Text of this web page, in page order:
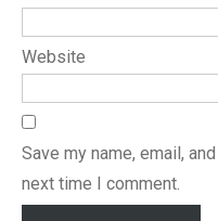
Website
Save my name, email,
next time I comment.